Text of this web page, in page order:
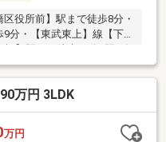
役所前】駅まで徒歩8分・
分・【東武東上】線【下板
に応じて駅をお選びいた
約17畳あります。・屋上付
ングや子供用プール設置
等、趣味の場として多用
と3階にトイレ及び浴室が
万円 3LDK
万円